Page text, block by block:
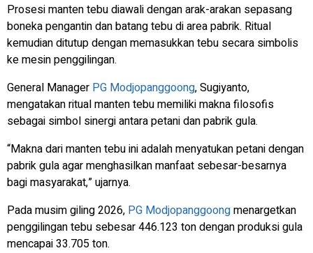
Prosesi manten tebu diawali dengan arak-arakan sepasang
boneka pengantin dan batang tebu di area pabrik. Ritual
kemudian ditutup dengan memasukkan tebu secara simbolis
ke mesin penggilingan.
General Manager PG Modjopanggoong, Sugiyanto,
mengatakan ritual manten tebu memiliki makna filosofis
sebagai simbol sinergi antara petani dan pabrik gula.
“Makna dari manten tebu ini adalah menyatukan petani dengan
pabrik gula agar menghasilkan manfaat sebesar-besarnya
bagi masyarakat,” ujarnya.
Pada musim giling 2026, PG Modjopanggoongmenargetkan
penggilingan tebu sebesar 446.123 ton dengan produksi gula
mencapai 33.705 ton.